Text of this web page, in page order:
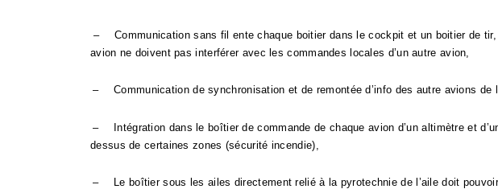
–
Communication sans fil ente chaque boitier dans le cockpit et un boitier de
avion ne doivent pas interférer avec les commandes locales d’un autre avion,
– Communication de synchronisation et de remontée d’info des autre avions
–
Intégration dans le boîtier de commande de chaque avion d’un altimètre et
dessus de certaines zones (sécurité incendie),
– Le boîtier sous les ailes directement relié à la pyrotechnie de l’aile doit